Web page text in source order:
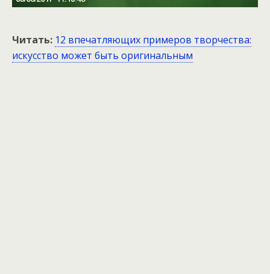
Читать: 12 впечатляющих примеров творчества:
искусство может быть оригинальным